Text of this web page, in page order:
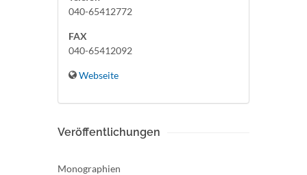
040-65412772
FAX
040-65412092
Webseite
Veröffentlichungen
Monographien